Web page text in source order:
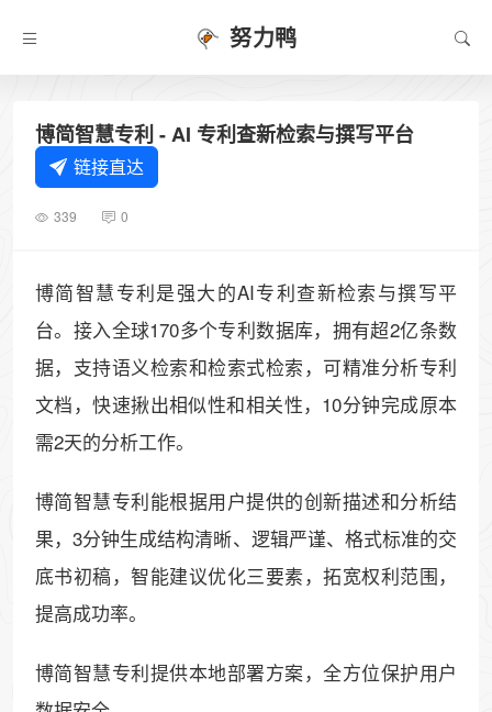
努力鸭
博简智慧专利 - AI 专利查新检索与撰写平台
链接直达
339 0
博简智慧专利是强大的AI专利查新检索与撰写平
台。接入全球170多个专利数据库，拥有超2亿条数
据，支持语义检索和检索式检索，可精准分析专利
文档，快速揪出相似性和相关性，10分钟完成原本
需2天的分析工作。
博简智慧专利能根据用户提供的创新描述和分析结
果，3分钟生成结构清晰、逻辑严谨、格式标准的交
底书初稿，智能建议优化三要素，拓宽权利范围，
提高成功率。
博简智慧专利提供本地部署方案，全方位保护用户